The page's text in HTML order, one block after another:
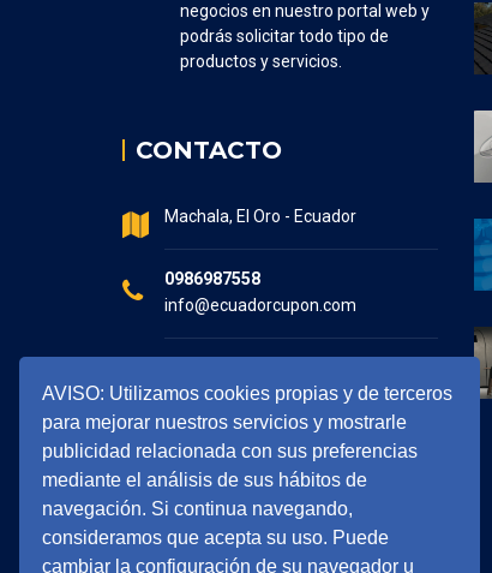
AVISO: Utilizamos cookies propias y de terceros
para mejorar nuestros servicios y mostrarle
publicidad relacionada con sus preferencias
mediante el análisis de sus hábitos de
navegación. Si continua navegando,
consideramos que acepta su uso. Puede
cambiar la configuración de su navegador u
negocios en nuestro portal web y
podrás solicitar todo tipo de
productos y servicios.
CONTACTO
Machala, El Oro - Ecuador
0986987558
info@ecuadorcupon.com
7:30 - 17:00